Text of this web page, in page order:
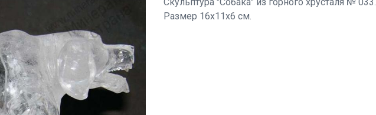
Размер 16х11х6 см.